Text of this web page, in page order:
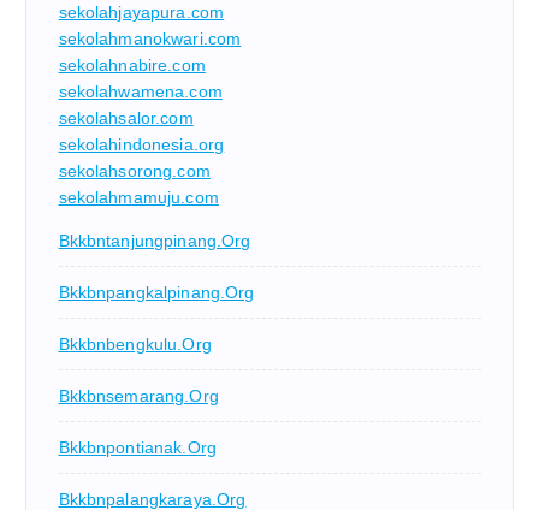
sekolahjayapura.com
sekolahmanokwari.com
sekolahnabire.com
sekolahwamena.com
sekolahsalor.com
sekolahindonesia.org
sekolahsorong.com
sekolahmamuju.com
Bkkbntanjungpinang.org
Bkkbnpangkalpinang.org
Bkkbnbengkulu.org
Bkkbnsemarang.org
Bkkbnpontianak.org
Bkkbnpalangkaraya.org